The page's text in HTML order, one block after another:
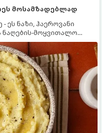
მოსამზადებლად
ნაზი, ჰაეროვანი
ნაღების-მოყვითალო
მარტივია, მაგრამ
რომლებიც უნდა
გამოვიდეს.